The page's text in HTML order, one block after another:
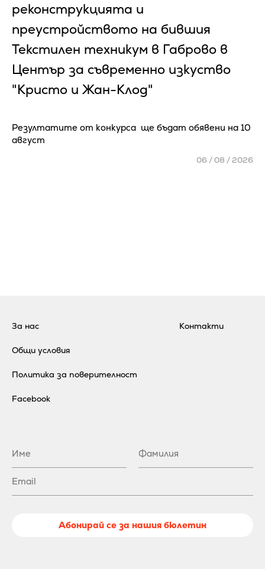
реконструкцията и
преустройството на бившия
Текстилен техникум в Габрово в
Център за съвременно изкуство
"Кристо и Жан-Клод"
Резултатите от конкурса ще бъдат обявени на 10
август
06 / 08 / 2026
За нас
Общи условия
Политика за поверителност
Контакти
Facebook
Абонирай се за нашия бюлетин